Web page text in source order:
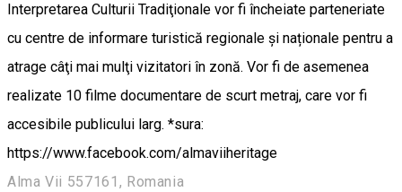
Interpretarea Culturii Tradiţionale vor fi încheiate parteneriate
cu centre de informare turistică regionale și naționale pentru a
atrage câţi mai mulţi vizitatori în zonă. Vor fi de asemenea
realizate 10 filme documentare de scurt metraj, care vor fi
accesibile publicului larg. *sura:
https://www.facebook.com/almaviiheritage
Alma Vii 557161, Romania